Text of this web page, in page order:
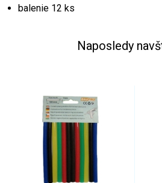
balenie 12 ks
Naposledy